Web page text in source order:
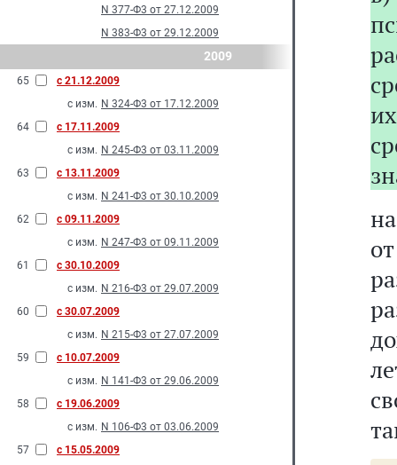
N 377-Ф3 от 27.12.2009
N 383-Ф3 от 29.12.2009
2009
65
с 21.12.2009
с изм. N 324-Ф3 от 17.12.2009
64
с 17.11.2009
с изм. N 245-Ф3 от 03.11.2009
63
с 13.11.2009
с изм. N 241-Ф3 от 30.10.2009
62
с 09.11.2009
с изм. N 247-Ф3 от 09.11.2009
61
с 30.10.2009
с изм. N 216-Ф3 от 29.07.2009
60
с 30.07.2009
с изм. N 215-Ф3 от 27.07.2009
59
с 10.07.2009
с изм. N 141-Ф3 от 29.06.2009
58
с 19.06.2009
с изм. N 106-Ф3 от 03.06.2009
57
с 15.05.2009